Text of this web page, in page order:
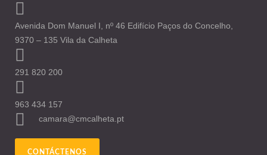
Avenida Dom Manuel I, nº 46 Edifício Paços do Concelho,
9370 – 135 Vila da Calheta
291 820 200
963 434 157
camara@cmcalheta.pt
CONTÁCTENOS